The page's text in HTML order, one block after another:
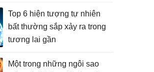
Top 6 hiện tượng tự nhiên
bất thường sắp xảy ra trong
tương lai gần
Một trong những ngôi sao